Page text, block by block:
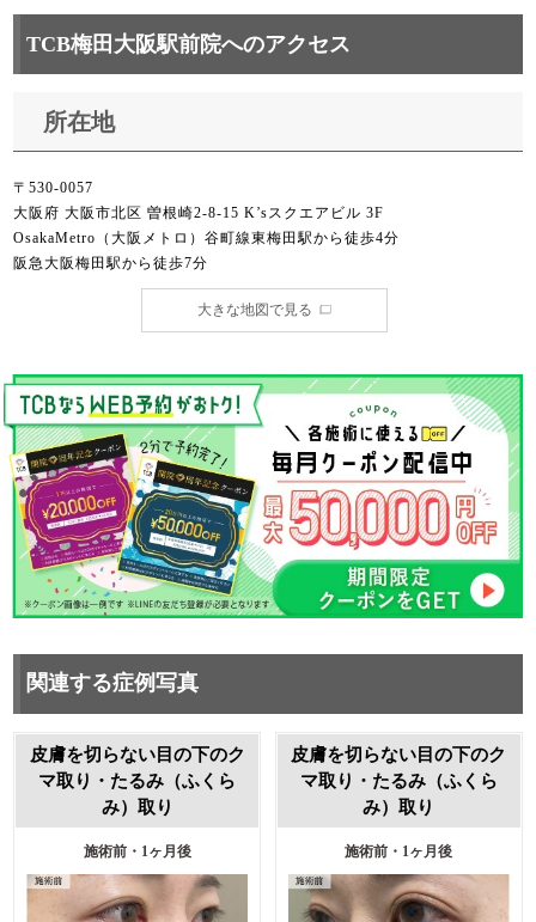
TCB梅田大阪駅前院へのアクセス
所在地
〒530-0057
大阪府 大阪市北区 曽根崎2-8-15 K’sスクエアビル 3F
OsakaMetro（大阪メトロ）谷町線東梅田駅から徒歩4分
阪急大阪梅田駅から徒歩7分
大きな地図で見る
関連する症例写真
皮膚を切らない目の下のク
マ取り・たるみ（ふくら
み）取り
施術前・1ヶ月後
皮膚を切らない目の下のク
マ取り・たるみ（ふくら
み）取り
施術前・1ヶ月後